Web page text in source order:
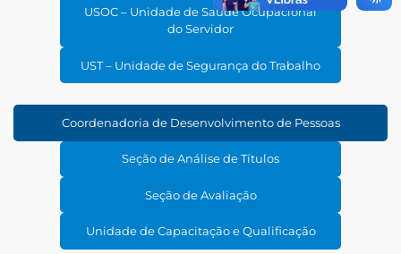
USOC – Unidade de Saúde Ocupacional
do Servidor
UST – Unidade de Segurança do Trabalho
Coordenadoria de Desenvolvimento de Pessoas
Seção de Análise de Títulos
Seção de Avaliação
Unidade de Capacitação e Qualificação